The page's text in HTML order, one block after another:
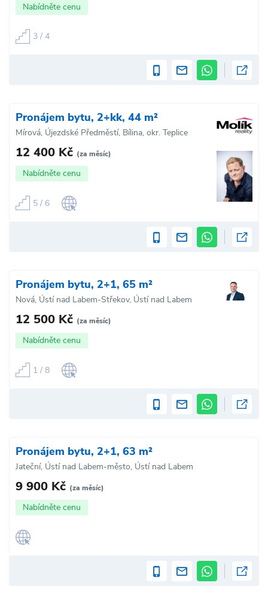
Nabídněte cenu
3 / 4
Pronájem bytu, 2+kk, 44 m²
Mírová, Újezdské Předměstí, Bílina, okr. Teplice
12 400 Kč (za měsíc)
Nabídněte cenu
5 / 6
Pronájem bytu, 2+1, 65 m²
Nová, Ústí nad Labem-Střekov, Ústí nad Labem
12 500 Kč (za měsíc)
Nabídněte cenu
1 / 8
Pronájem bytu, 2+1, 63 m²
Jateční, Ústí nad Labem-město, Ústí nad Labem
9 900 Kč (za měsíc)
Nabídněte cenu